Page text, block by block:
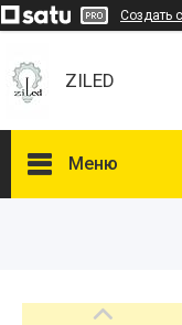
Создать
ZILED
Меню
ФАРЛАЙТ